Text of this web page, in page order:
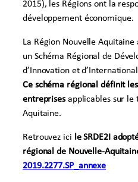
2015), les Régions ont la
développement économique.
La Région Nouvelle
un Schéma Régional de
d’Innovation et
Ce schéma régional définit
entreprisesapplicables sur le
Aquitaine.
Retrouvez ici le SRDE2I
régional de Nouvelle-
2019.2277.SP_annexe